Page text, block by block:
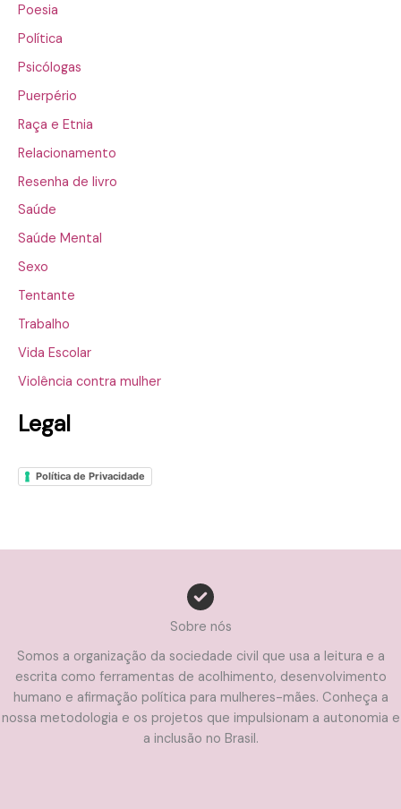
Poesia
Política
Psicólogas
Puerpério
Raça e Etnia
Relacionamento
Resenha de livro
Saúde
Saúde Mental
Sexo
Tentante
Trabalho
Vida Escolar
Violência contra mulher
Legal
Política de Privacidade
Sobre nós
Somos a organização da sociedade civil que usa a leitura e a
escrita como ferramentas de acolhimento, desenvolvimento
humano e afirmação política para mulheres-mães. Conheça a
nossa metodologia e os projetos que impulsionam a autonomia e
a inclusão no Brasil.